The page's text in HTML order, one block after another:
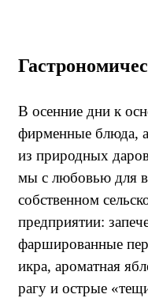
В осенние дни к
фирменные блюда,
из природных
мы с любовью для
собственном
предприятии:
фаршированные
икра, ароматная
рагу и острые